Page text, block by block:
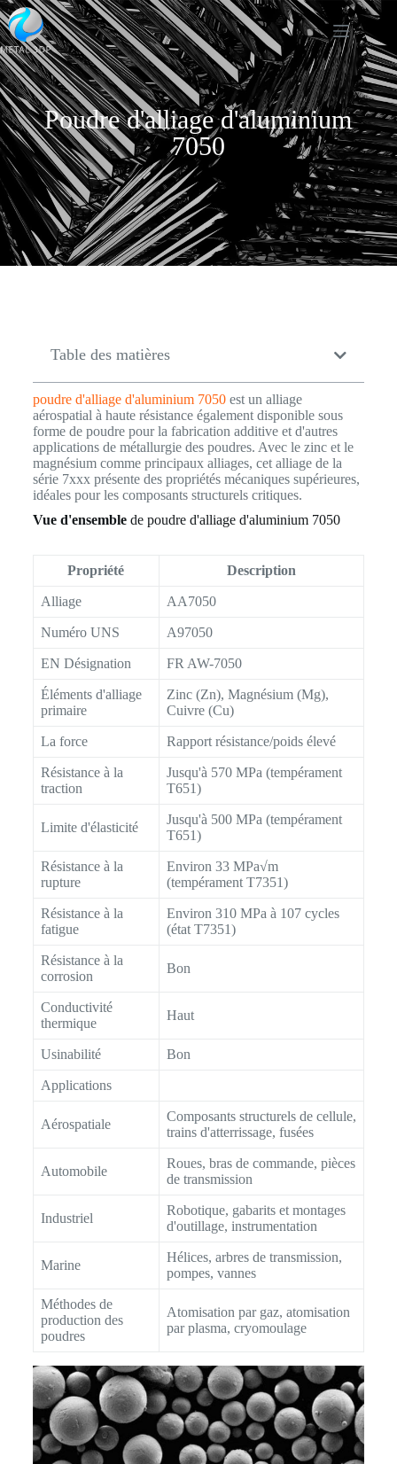
Poudre d'alliage d'aluminium
7050
Table des matières
poudre d'alliage d'aluminium 7050est un alliage
aérospatial à haute résistance également disponible sous
forme de poudre pour la fabrication additive et d'autres
applications de métallurgie des poudres. Avec le zinc et le
magnésium comme principaux alliages, cet alliage de la
série 7xxx présente des propriétés mécaniques supérieures,
idéales pour les composants structurels critiques.
Vue d'ensemblede poudre d'alliage d'aluminium 7050
Propriété Description
Alliage AA7050
Numéro UNS A97050
EN Désignation FR AW-7050
Éléments d'alliage
primaire
Zinc (Zn), Magnésium (Mg),
Cuivre (Cu)
La force Rapport résistance/poids élevé
Résistance à la
traction
Jusqu'à 570 MPa (tempérament
T651)
Limite d'élasticité
Jusqu'à 500 MPa (tempérament
T651)
Résistance à la
rupture
Environ 33 MPa√m
(tempérament T7351)
Résistance à la
fatigue
Environ 310 MPa à 107 cycles
(état T7351)
Résistance à la
corrosion
Bon
Conductivité
thermique
Haut
Usinabilité Bon
Applications
Aérospatiale
Composants structurels de cellule,
trains d'atterrissage, fusées
Automobile
Roues, bras de commande, pièces
de transmission
Industriel
Robotique, gabarits et montages
d'outillage, instrumentation
Marine
Hélices, arbres de transmission,
pompes, vannes
Méthodes de
production des
poudres
Atomisation par gaz, atomisation
par plasma, cryomoulage